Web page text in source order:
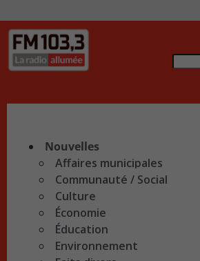
Nouvelles
Affaires municipales
Communauté / Social
Culture
Économie
Éducation
Environnement